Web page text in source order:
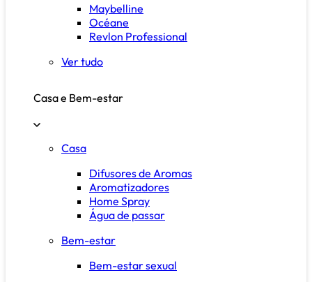
Maybelline
Océane
Revlon Professional
Ver tudo
Casa e Bem-estar
Casa
Difusores de Aromas
Aromatizadores
Home Spray
Água de passar
Bem-estar
Bem-estar sexual